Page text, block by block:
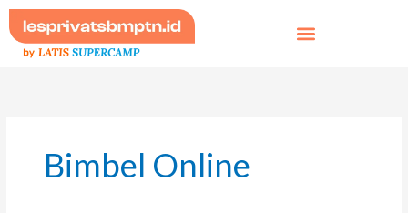
Skip
to
content
Bimbel Online